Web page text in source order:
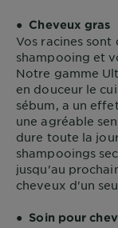
● Cheveux gras
Vos racines sont
shampooing et
Notre gamme
en douceur le
sébum, a un
une agréable
dure toute la
shampooings
jusqu'au
cheveux d'un
● Soin pour